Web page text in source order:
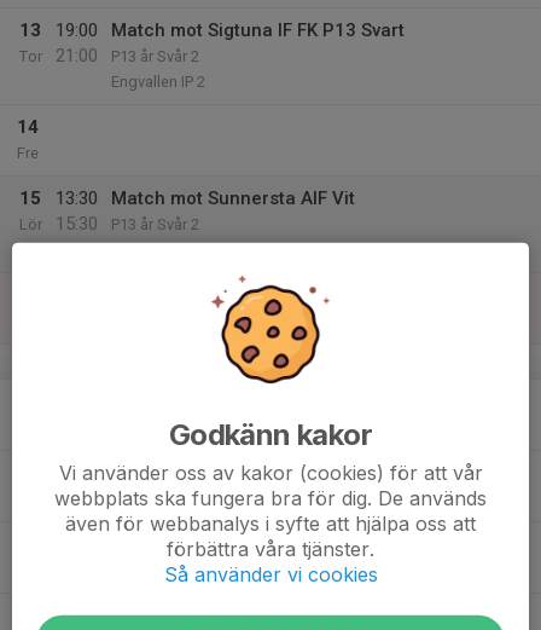
13
Tor
19:00
21:00
Match mot Sigtuna IF FK P13 Svart
P13 år Svår 2
Engvallen IP 2
14
Fre
15
Lör
13:30
15:30
Match mot Sunnersta AIF Vit
P13 år Svår 2
v.34
Engvallen B plan
19:00
20:30
Utomhusträning
Engvallen B plan
Godkänn kakor
Vi använder oss av kakor (cookies) för att vår
webbplats ska fungera bra för dig. De används
även för webbanalys i syfte att hjälpa oss att
förbättra våra tjänster.
Så använder vi cookies